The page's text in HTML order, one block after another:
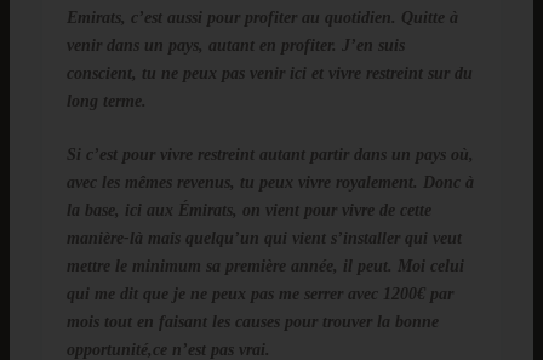
Emirats, c’est aussi pour profiter au quotidien. Quitte à
venir dans un pays, autant en profiter. J’en suis
conscient, tu ne peux pas venir ici et vivre restreint sur du
long terme.
Si c’est pour vivre restreint autant partir dans un pays où,
avec les mêmes revenus, tu peux vivre royalement. Donc à
la base, ici aux Émirats, on vient pour vivre de cette
manière-là mais quelqu’un qui vient s’installer qui veut
mettre le minimum sa première année, il peut. Moi celui
qui me dit que je ne peux pas me serrer avec 1200€ par
mois tout en faisant les causes pour trouver la bonne
opportunité,ce n’est pas vrai.